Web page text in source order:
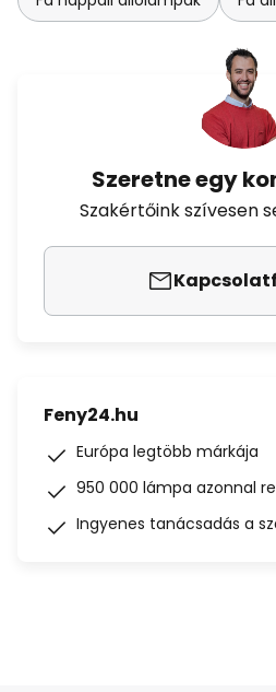
Szeretne egy
Szakértőink szívesen
Feny24.hu
Európa legtöbb márkája
950 000 lámpa azonnal
Ingyenes tanácsadás a